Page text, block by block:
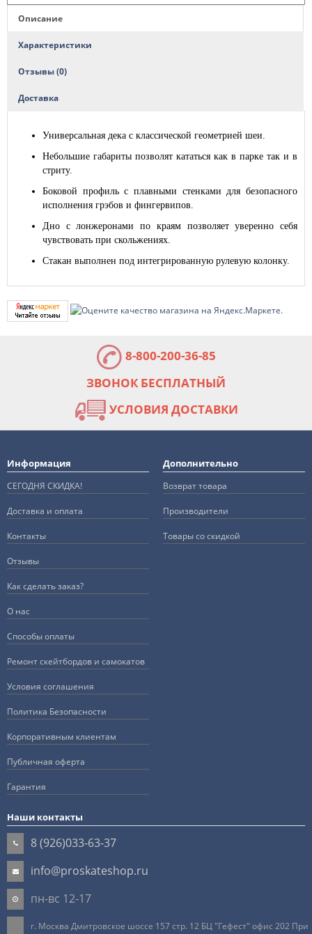
Описание
Характеристики
Отзывы (0)
Доставка
Универсальная дека с классической геометрией шеи.
Небольшие габариты позволят кататься как в парке так и в
стриту.
Боковой профиль с плавными стенками для безопасного
исполнения грэбов и фингервипов.
Дно с лонжеронами по краям позволяет уверенно себя
чувствовать при скольжениях.
Стакан выполнен под интегрированную рулевую колонку.
8-800-200-36-85
ЗВОНОК БЕСПЛАТНЫЙ
УСЛОВИЯ ДОСТАВКИ
Информация
СЕГОДНЯ СКИДКА!
Доставка и оплата
Контакты
Отзывы
Как сделать заказ?
О нас
Способы оплаты
Ремонт скейтбордов и самокатов
Условия соглашения
Политика Безопасности
Корпоративным клиентам
Публичная оферта
Гарантия
Дополнительно
Возврат товара
Производители
Товары со скидкой
Наши контакты
8 (926)033-63-37
info@proskateshop.ru
пн-вс 12-17
г. Москва Дмитровское шоссе 157 стр. 12 БЦ "Гефест" офис 202 При